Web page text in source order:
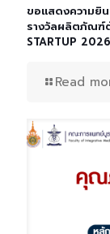
ขอแสดงความยิ
รางวัลผลิตภัณฑ์
STARTUP 2026
Read